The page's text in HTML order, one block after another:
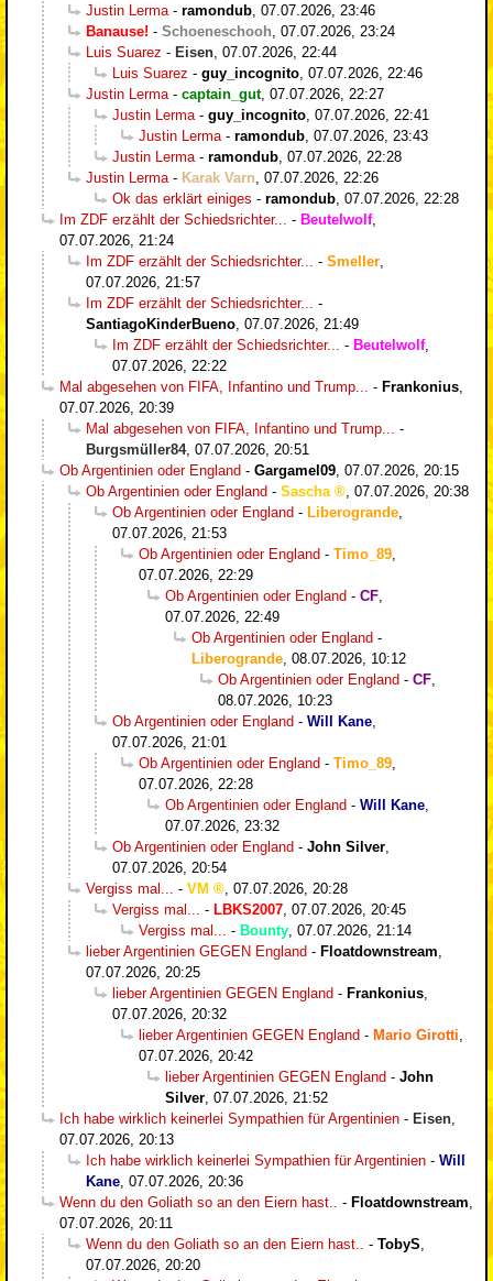
Justin Lerma - ramondub 07.07.2026, 23:46
Banause! - Schoeneschooh 07.07.2026, 23:24
Luis Suarez - Eisen 07.07.2026, 22:44
Luis Suarez - guy_incognito 07.07.2026, 22:46
Justin Lerma - captain_gut, 07.07.2026, 22:27
Justin Lerma - guy_incognito 07.07.2026, 22:41
Justin Lerma - ramondub 07.07.2026, 23:43
Justin Lerma - ramondub 07.07.2026, 22:28
Justin Lerma - Karak Varn 07.07.2026, 22:26
Ok das erklärt einiges - ramondub 07.07.2026, 22:28
Im ZDF erzählt der Schiedsrichter...
- Beutelwolf,
07.07.2026, 21:24
Im ZDF erzählt der Schiedsrichter...
- Smeller
07.07.2026, 21:57
Im ZDF erzählt der Schiedsrichter...
-
SantiagoKinderBueno 07.07.2026, 21:49
Im ZDF erzählt der Schiedsrichter...
- Beutelwolf,
07.07.2026, 22:22
Mal abgesehen von FIFA, Infantino und Trump...
- Frankonius
07.07.2026, 20:39
Mal abgesehen von FIFA, Infantino und Trump...
-
Burgsmüller84, 07.07.2026, 20:51
Ob Argentinien oder England - Gargamel09 07.07.2026, 20:15
Ob Argentinien oder England - Sascha
07.07.2026, 20:38
Ob Argentinien oder England - Liberogrande
07.07.2026, 21:53
Ob Argentinien oder England - Timo_89
07.07.2026, 22:29
Ob Argentinien oder England - CF
07.07.2026, 22:49
Ob Argentinien oder England -
Liberogrande 08.07.2026, 10:12
Ob Argentinien oder England - CF
08.07.2026, 10:23
Ob Argentinien oder England - Will Kane
07.07.2026, 21:01
Ob Argentinien oder England - Timo_89
07.07.2026, 22:28
Ob Argentinien oder England - Will Kane
07.07.2026, 23:32
Ob Argentinien oder England - John Silver
07.07.2026, 20:54
Vergiss mal...
- VM
07.07.2026, 20:28
Vergiss mal...
- LBKS2007 07.07.2026, 20:45
Vergiss mal...
- Bounty 07.07.2026, 21:14
lieber Argentinien GEGEN England - Floatdownstream
07.07.2026, 20:25
lieber Argentinien GEGEN England - Frankonius
07.07.2026, 20:32
lieber Argentinien GEGEN England - Mario Girotti
07.07.2026, 20:42
lieber Argentinien GEGEN England - John
Silver 07.07.2026, 21:52
Ich habe wirklich keinerlei Sympathien für Argentinien - Eisen
07.07.2026, 20:13
Ich habe wirklich keinerlei Sympathien für Argentinien - Will
Kane 07.07.2026, 20:36
Wenn du den Goliath so an den Eiern hast..
- Floatdownstream
07.07.2026, 20:11
Wenn du den Goliath so an den Eiern hast..
- TobyS
07.07.2026, 20:20